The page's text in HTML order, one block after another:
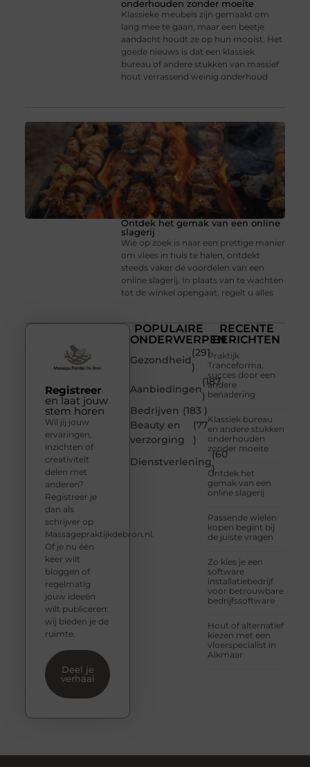
onderhouden zonder moeite
Klassieke meubels zijn gemaakt om
lang mee te gaan, maar een beetje
aandacht houdt ze op hun mooist. Het
goede nieuws is dat een klassiek
bureau of andere stukken van massief
hout verrassend weinig onderhoud
Ontdek het gemak van een online
slagerij
Wie op zoek is naar een prettige manier
om vlees in huis te halen, ontdekt
steeds vaker de voordelen van een
online slagerij. In plaats van te wachten
tot de winkel opengaat, regelt u alles
POPULAIRE
ONDERWERPEN
Gezondheid
(291
)
Aanbiedingen
(187
)
Bedrijven (183 )
Beauty en
verzorging
(77
)
Dienstverlening
(60
)
RECENTE
BERICHTEN
Praktijk
Tranceforma,
succes door een
andere
benadering
Klassiek bureau
en andere stukken
onderhouden
zonder moeite
Ontdek het
gemak van een
online slagerij
Passende wielen
kopen begint bij
de juiste vragen
Zo kies je een
software
installatiebedrijf
voor betrouwbare
bedrijfssoftware
Hout of alternatief
kiezen met een
vloerspecialist in
Alkmaar
Registreer
en laat jouw
stem horen
Wil jij jouw
ervaringen,
inzichten of
creativiteit
delen met
anderen?
Registreer je
dan als
schrijver op
Massagepraktijkdebron.nl.
Of je nu één
keer wilt
bloggen of
regelmatig
jouw ideeën
wilt publiceren:
wij bieden je de
ruimte.
Deel je
verhaal